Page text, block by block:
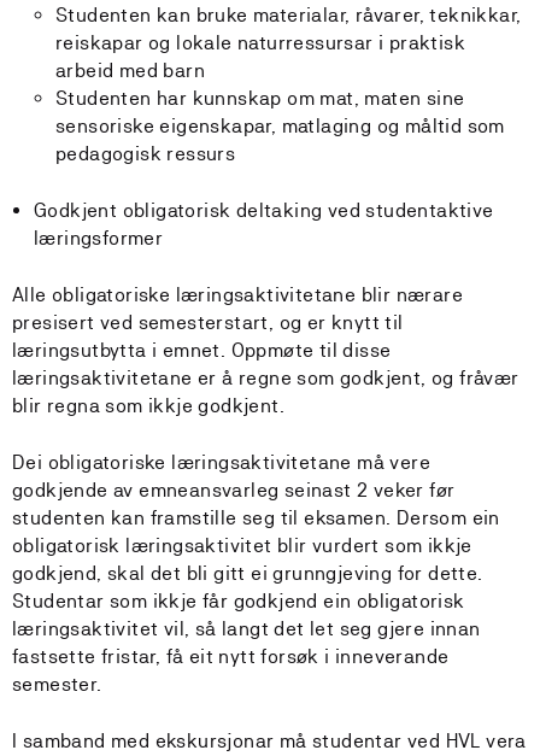
Studenten kan bruke materialar, råvarer, teknikkar,
reiskapar og lokale naturressursar i praktisk
arbeid med barn
Studenten har kunnskap om mat, maten sine
sensoriske eigenskapar, matlaging og måltid som
pedagogisk ressurs
Godkjent obligatorisk deltaking ved studentaktive
læringsformer
Alle obligatoriske læringsaktivitetane blir nærare
presisert ved semesterstart, og er knytt til
læringsutbytta i emnet. Oppmøte til disse
læringsaktivitetane er å regne som godkjent, og fråvær
blir regna som ikkje godkjent.
Dei obligatoriske læringsaktivitetane må vere
godkjende av emneansvarleg seinast 2 veker før
studenten kan framstille seg til eksamen. Dersom ein
obligatorisk læringsaktivitet blir vurdert som ikkje
godkjend, skal det bli gitt ei grunngjeving for dette.
Studentar som ikkje får godkjend ein obligatorisk
læringsaktivitet vil, så langt det let seg gjere innan
fastsette fristar, få eit nytt forsøk i inneverande
semester.
I samband med ekskursjonar må studentar ved HVL vera